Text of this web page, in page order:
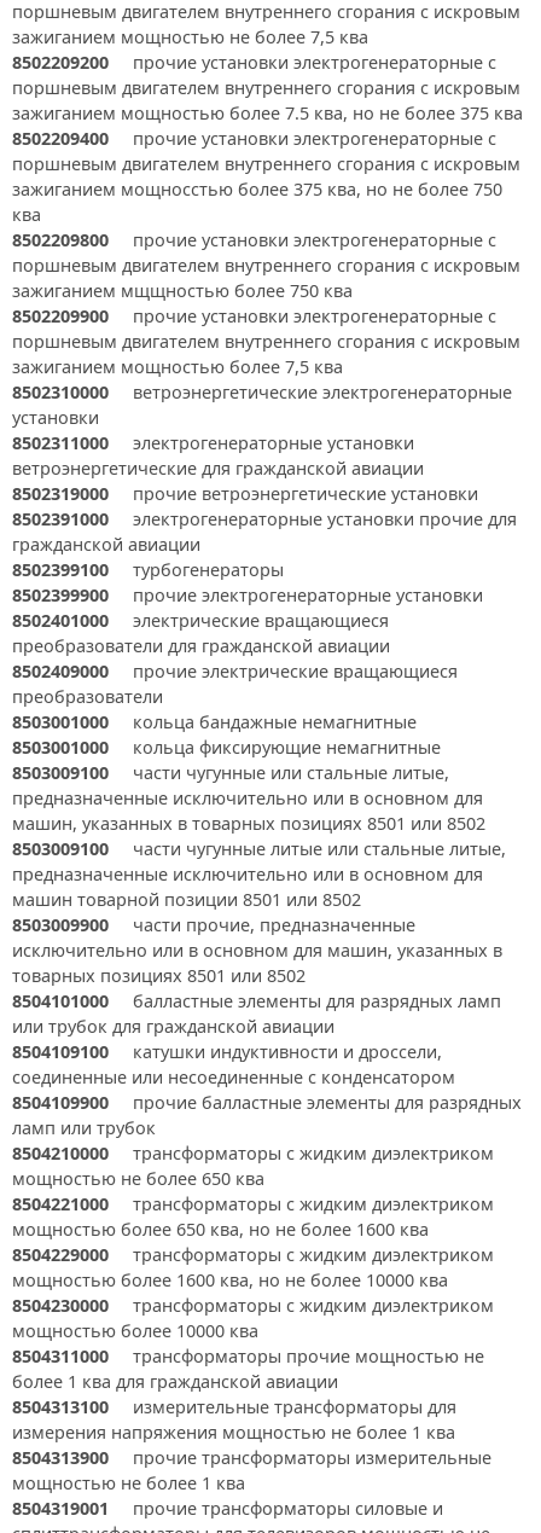
поршневым двигателем внутреннего сгорания с искровым
зажиганием мощностью не более 7,5 ква
8502209200 прочие установки электрогенераторные с
поршневым двигателем внутреннего сгорания с искровым
зажиганием мощностью более 7.5 ква, но не более 375 ква
8502209400 прочие установки электрогенераторные с
поршневым двигателем внутреннего сгорания с искровым
зажиганием мощносстью более 375 ква, но не более 750
ква
8502209800 прочие установки электрогенераторные с
поршневым двигателем внутреннего сгорания с искровым
зажиганием мщщностью более 750 ква
8502209900 прочие установки электрогенераторные с
поршневым двигателем внутреннего сгорания с искровым
зажиганием мощностью более 7,5 ква
8502310000 ветроэнергетические электрогенераторные
установки
8502311000 электрогенераторные установки
ветроэнергетические для гражданской авиации
8502319000 прочие ветроэнергетические установки
8502391000 электрогенераторные установки прочие для
гражданской авиации
8502399100 турбогенераторы
8502399900 прочие электрогенераторные установки
8502401000 электрические вращающиеся
преобразователи для гражданской авиации
8502409000 прочие электрические вращающиеся
преобразователи
8503001000 кольца бандажные немагнитные
8503001000 кольца фиксирующие немагнитные
8503009100 части чугунные или стальные литые,
предназначенные исключительно или в основном для
машин, указанных в товарных позициях 8501 или 8502
8503009100 части чугунные литые или стальные литые,
предназначенные исключительно или в основном для
машин товарной позиции 8501 или 8502
8503009900 части прочие, предназначенные
исключительно или в основном для машин, указанных в
товарных позициях 8501 или 8502
8504101000 балластные элементы для разрядных ламп
или трубок для гражданской авиации
8504109100 катушки индуктивности и дроссели,
соединенные или несоединенные с конденсатором
8504109900 прочие балластные элементы для разрядных
ламп или трубок
8504210000 трансформаторы с жидким диэлектриком
мощностью не более 650 ква
8504221000 трансформаторы с жидким диэлектриком
мощностью более 650 ква, но не более 1600 ква
8504229000 трансформаторы с жидким диэлектриком
мощностью более 1600 ква, но не более 10000 ква
8504230000 трансформаторы с жидким диэлектриком
мощностью более 10000 ква
8504311000 трансформаторы прочие мощностью не
более 1 ква для гражданской авиации
8504313100 измерительные трансформаторы для
измерения напряжения мощностью не более 1 ква
8504313900 прочие трансформаторы измерительные
мощностью не более 1 ква
8504319001
прочие трансформаторы силовые и